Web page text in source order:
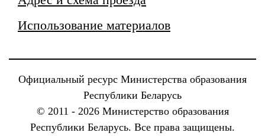
Использование материалов
Официальный ресурс Министерства образования
Республики Беларусь
© 2011 - 2026 Министерство образования
Республики Беларусь. Все права защищены.